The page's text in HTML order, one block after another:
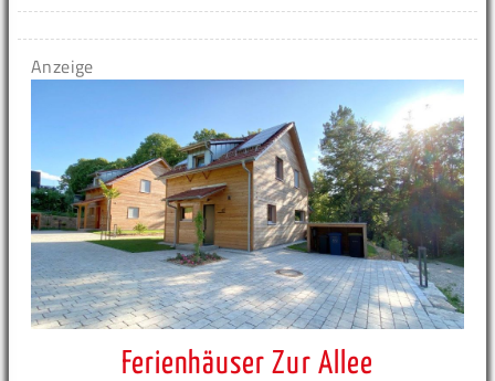
Anzeige
Ferienhäuser Zur Allee